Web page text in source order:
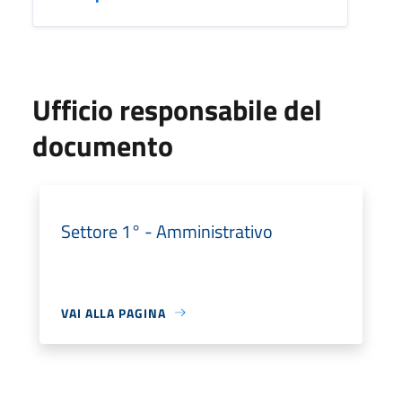
Ufficio responsabile del
documento
Settore 1° - Amministrativo
VAI ALLA PAGINA